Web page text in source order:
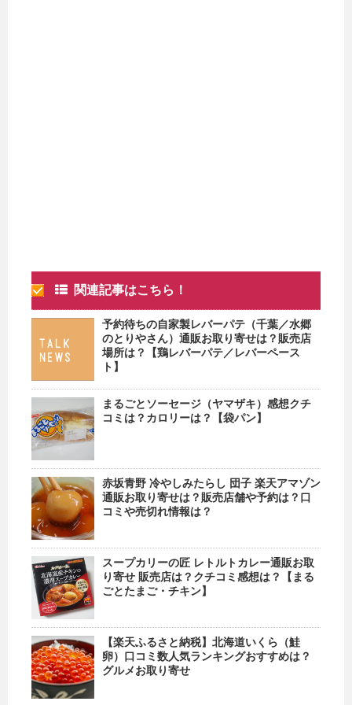
関連記事はこちら！
予約待ちの自家製レバーパテ（千葉／水郷
のとりやさん）通販お取り寄せは？販売店
場所は？【鶏レバーパテ／レバーペース
ト】
まるごとソーセージ（ヤマザキ）感想クチ
コミは？カロリーは？【袋パン】
赤坂青野 冷やしみたらし 団子 楽天アマゾン
通販お取り寄せは？販売店舗や予約は？口
コミや売切れ情報は？
スープカリーの匠 レトルトカレー通販お取
り寄せ 販売店は？クチコミ感想は？【まる
ごとたまご・チキン】
【楽天ふるさと納税】北海道いくら（鮭
卵）口コミ数人気ランキングおすすめは？
グルメお取り寄せ